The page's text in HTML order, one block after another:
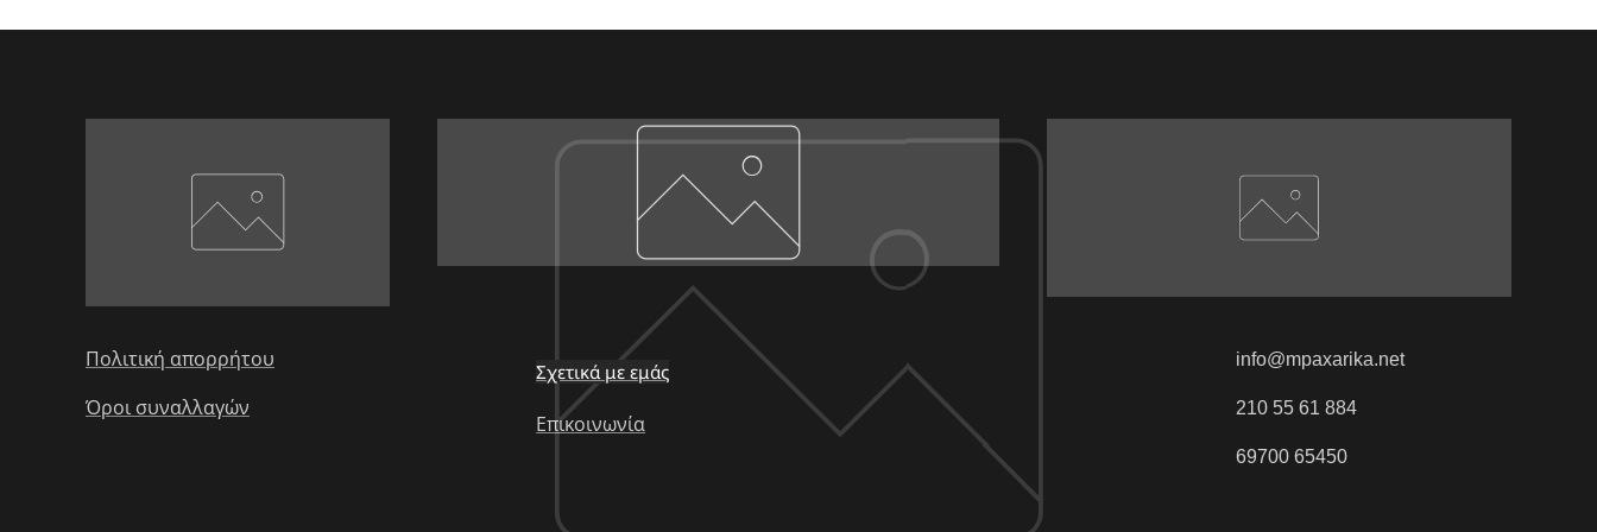
Πολιτική απορρήτου
Όροι συναλλαγών
Σχετικά με εμάς
Επικοινωνία
info@mpaxarika.net
210 55 61 884
69700 65450